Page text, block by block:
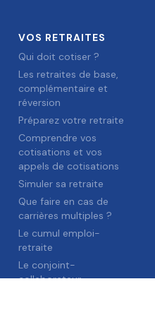
VOS RETRAITES
Qui doit cotiser ?
Les retraites de base,
complémentaire et
réversion
Préparez votre retraite
Comprendre vos
cotisations et vos
appels de cotisations
Simuler sa retraite
Que faire en cas de
carrières multiples ?
Le cumul emploi-
retraite
Le conjoint-
collaborateur